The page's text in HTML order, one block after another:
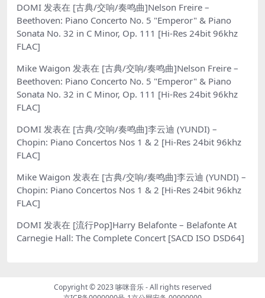
DOMI 发表在 [古典/交响/奏鸣曲]Nelson Freire –
Beethoven: Piano Concerto No. 5 "Emperor" & Piano
Sonata No. 32 in C Minor, Op. 111 [Hi-Res 24bit 96khz
FLAC]
Mike Waigon 发表在 [古典/交响/奏鸣曲]Nelson Freire –
Beethoven: Piano Concerto No. 5 "Emperor" & Piano
Sonata No. 32 in C Minor, Op. 111 [Hi-Res 24bit 96khz
FLAC]
DOMI 发表在 [古典/交响/奏鸣曲]李云迪 (YUNDI) –
Chopin: Piano Concertos Nos 1 & 2 [Hi-Res 24bit 96khz
FLAC]
Mike Waigon 发表在 [古典/交响/奏鸣曲]李云迪 (YUNDI) –
Chopin: Piano Concertos Nos 1 & 2 [Hi-Res 24bit 96khz
FLAC]
DOMI 发表在 [流行Pop]Harry Belafonte – Belafonte At
Carnegie Hall: The Complete Concert [SACD ISO DSD64]
Copyright © 2023哆咪音乐- All rights reserved